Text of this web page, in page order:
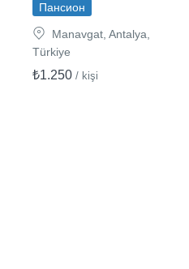
Пансион
Manavgat, Antalya,
Türkiye
₺1.250 / kişi